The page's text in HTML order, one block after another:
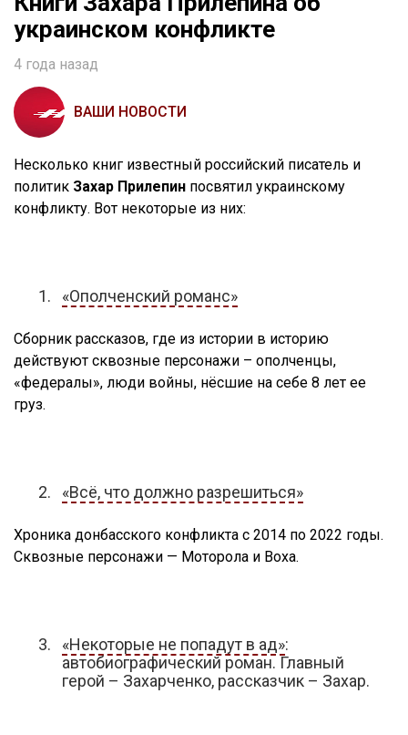
украинском конфликте
4 года назад
ВАШИ НОВОСТИ
Несколько книг известный российский писатель и
политик Захар Прилепин посвятил украинскому
конфликту. Вот некоторые из них:
«Ополченский романс»
Сборник рассказов, где из истории в историю
действуют сквозные персонажи – ополченцы,
«федералы», люди войны, нёсшие на себе 8 лет ее
груз.
«Всё, что должно разрешиться»
Хроника донбасского конфликта с 2014 по 2022 годы.
Сквозные персонажи — Моторола и Воха.
«Некоторые не попадут в ад»:
автобиографический роман. Главный
герой – Захарченко, рассказчик – Захар.